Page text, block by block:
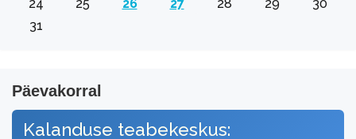
24
25 26 27 28 29
30
31
Päevakorral
Kalanduse teabekeskus: